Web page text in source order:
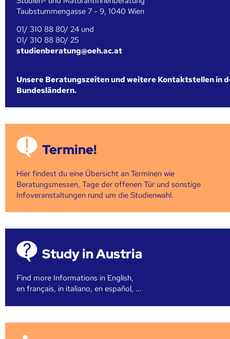
Taubstummengasse 7 - 9, 1040 Wien
01/ 310 88 80/ 24 und
01/ 310 88 80/ 25
studienberatung@oeh.ac.at
Unsere Beratungszeiten und weitere Kontaktstellen in
Bundesländern.
Termine!
Hier findest du eine Übersicht an Terminen wie
Beratungsmessen, Tage der offenen Tür und sonstige
Infoveranstaltungen rund um die Studienwahl.
Study in Austria
Find more Informations in English,
en français, in italiano, en español, ...